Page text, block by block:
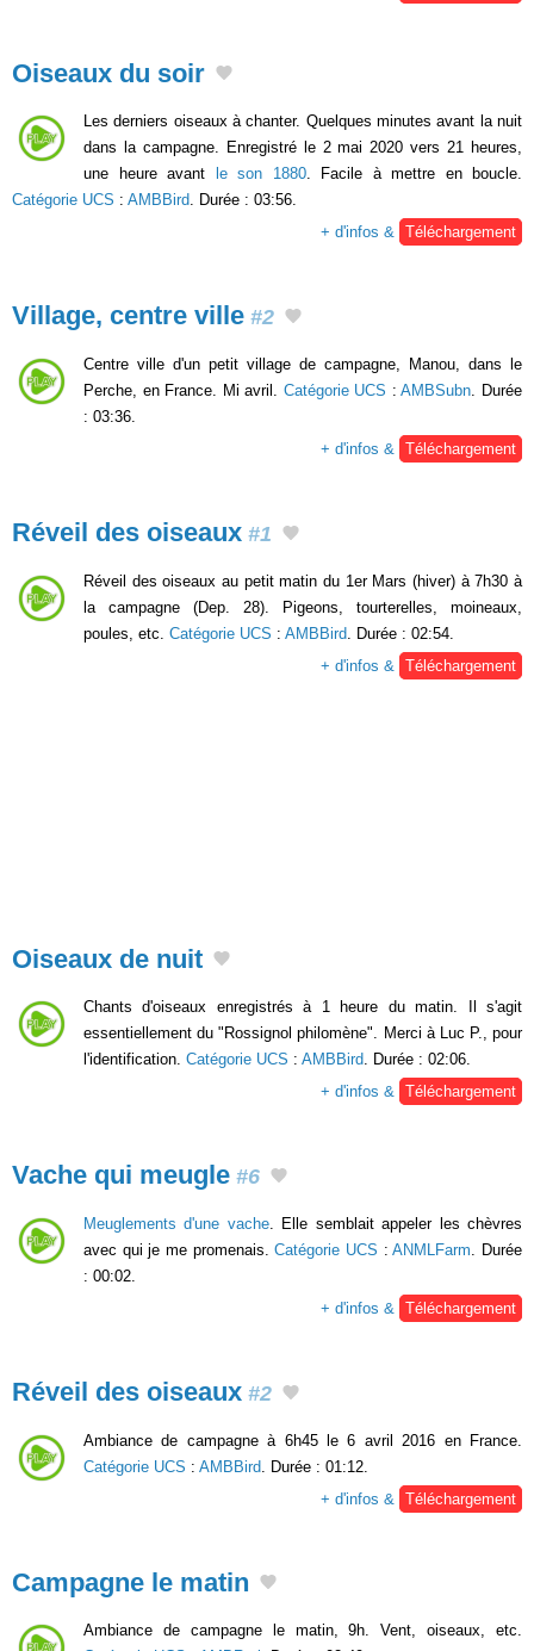
Oiseaux du soir
Les derniers oiseaux à chanter. Quelques minutes avant la nuit
dans la campagne. Enregistré le 2 mai 2020 vers 21 heures,
une heure avant
le son 1880. Facile à mettre en boucle.
Catégorie UCS : AMBBird. Durée : 03:56.
+ d'infos & Téléchargement
Village, centre ville #2
Centre ville d'un petit village de campagne, Manou, dans le
Perche, en France. Mi avril. Catégorie UCS :AMBSubn . Durée
: 03:36.
+ d'infos &
Téléchargement
Réveil des oiseaux #1
Réveil des oiseaux au petit matin du 1er Mars (hiver) à 7h30 à
la campagne (Dep. 28). Pigeons, tourterelles, moineaux,
poules, etc. Catégorie UCS : AMBBird . Durée : 02:54.
+ d'infos &
Téléchargement
Oiseaux de nuit
Chants d'oiseaux enregistrés à 1 heure du matin. Il s'agit
essentiellement du "Rossignol philomène". Merci à Luc P., pour
l'identification. Catégorie UCS : AMBBird. Durée : 02:06.
+ d'infos & Téléchargement
Vache qui meugle #6
Meuglements d'une vache. Elle semblait appeler les chèvres
avec qui je me promenais.Catégorie UCS :ANMLFarm . Durée
: 00:02.
+ d'infos &
Téléchargement
Réveil des oiseaux #2
Ambiance de campagne à 6h45 le 6 avril 2016 en France.
Catégorie UCS : AMBBird . Durée : 01:12.
+ d'infos &
Téléchargement
Campagne le matin
Ambiance de campagne le matin, 9h. Vent, oiseaux, etc.